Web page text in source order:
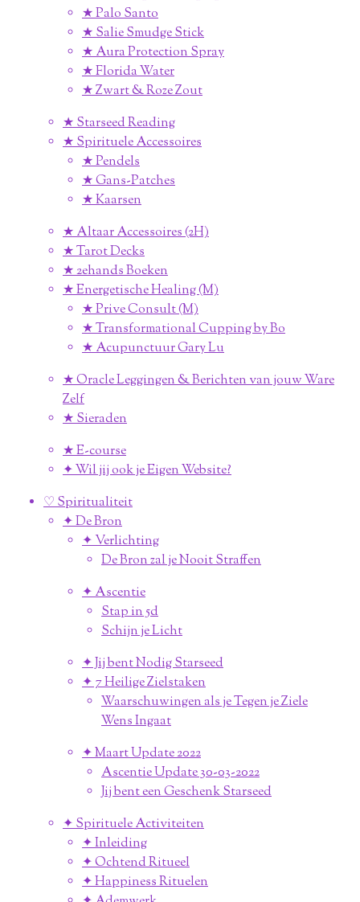
★ Palo Santo
★ Salie Smudge Stick
★ Aura Protection Spray
★ Florida Water
★ Zwart & Roze Zout
★ Starseed Reading
★ Spirituele Accessoires
★ Pendels
★ Gans-Patches
★ Kaarsen
★ Altaar Accessoires (2H)
★ Tarot Decks
★ 2ehands Boeken
★ Energetische Healing (M)
★ Prive Consult (M)
★ Transformational Cupping by Bo
★ Acupunctuur Gary Lu
★ Oracle Leggingen & Berichten van jouw Ware
Zelf
★ Sieraden
★ E-course
✦ Wil jij ook je Eigen Website?
♡ Spiritualiteit
✦ De Bron
✦ Verlichting
De Bron zal je Nooit Straffen
✦ Ascentie
Stap in 5d
Schijn je Licht
✦ Jij bent Nodig Starseed
✦ 7 Heilige Zielstaken
Waarschuwingen als je Tegen je Ziele
Wens Ingaat
✦ Maart Update 2022
Ascentie Update 30-03-2022
Jij bent een Geschenk Starseed
✦ Spirituele Activiteiten
✦ Inleiding
✦ Ochtend Ritueel
✦ Happiness Rituelen